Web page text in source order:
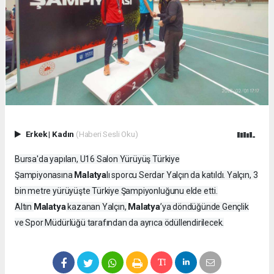
Erkek| Kadın (Haberi Sesli Oku)
Bursa'da yapılan, U16 Salon Yürüyüş Türkiye
Şampiyonasına Malatyalı sporcu Serdar Yalçın da katıldı. Yalçın, 3
bin metre yürüyüşte Türkiye Şampiyonluğunu elde etti.
Altın Malatyakazanan Yalçın, Malatya’ya döndüğünde Gençlik
ve Spor Müdürlüğü tarafından da ayrıca ödüllendirilecek.